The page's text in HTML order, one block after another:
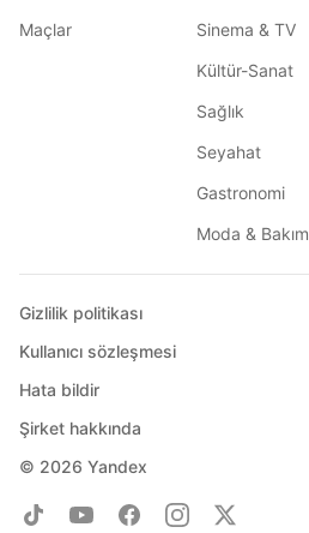
Maçlar
Sinema & TV
Kültür-Sanat
Sağlık
Seyahat
Gastronomi
Moda & Bakım
© 2026 Yandex
Gizlilik politikası
Kullanıcı sözleşmesi
Hata bildir
Şirket hakkında